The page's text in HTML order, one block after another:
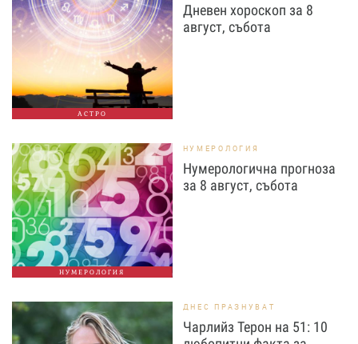
АСТРО
Дневен хороскоп за 8
август, събота
НУМЕРОЛОГИЯ
НУМЕРОЛОГИЯ
Нумерологична прогноза
за 8 август, събота
ДНЕС ПРАЗНУВАТ
Чарлийз Терон на 51: 10